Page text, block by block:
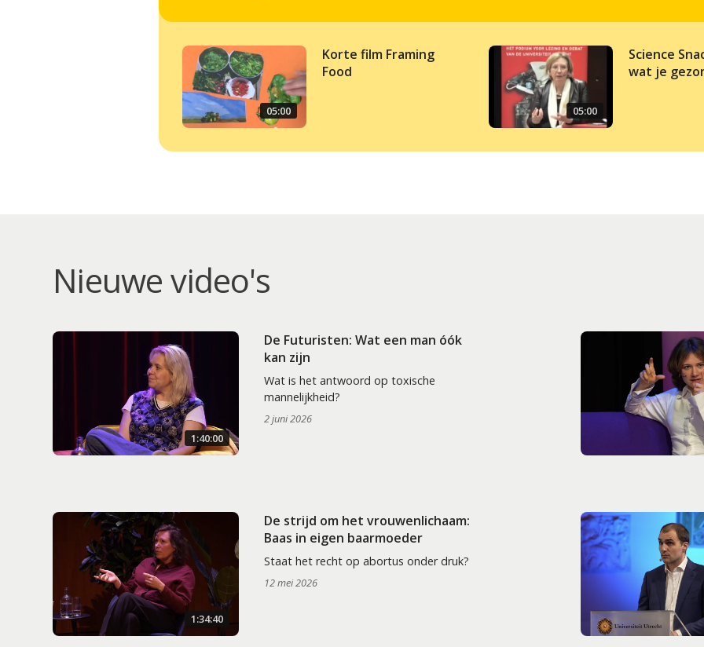
05:00
Korte film Framing
Food
05:00
Science
wat je
Nieuwe video's
1:40:00
De Futuristen: Wat een man óók
kan zijn
Wat is het antwoord op toxische
mannelijkheid?
2 juni 2026
1:34:40
De strijd om het vrouwenlichaam:
Baas in eigen baarmoeder
Staat het recht op abortus onder druk?
12 mei 2026